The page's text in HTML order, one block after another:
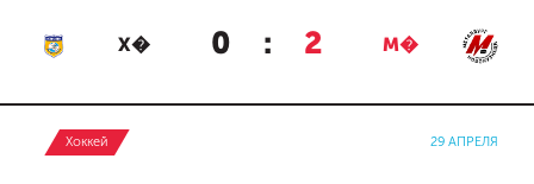
Х� 0 : 2 М�
Хоккей 29 АПРЕЛЯ